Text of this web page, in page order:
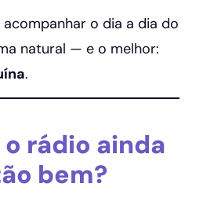
o dia a dia do
natural — e o melhor:
.
o rádio ainda
bem?